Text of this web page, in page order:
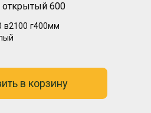
600
в2100 г400мм
в корзину